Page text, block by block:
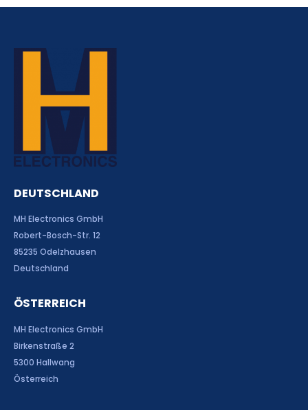
DEUTSCHLAND
MH Electronics GmbH
Robert-Bosch-Str. 12
85235 Odelzhausen
Deutschland
ÖSTERREICH
MH Electronics GmbH
Birkenstraße 2
5300 Hallwang
Österreich